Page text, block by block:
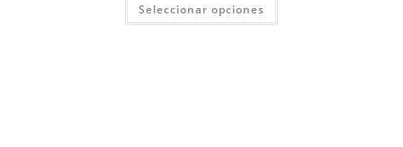
Seleccionar opciones